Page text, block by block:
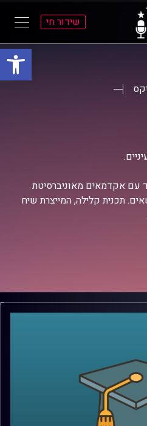
פתח
שידור חי
אקדמאים מאוניברסיטת
תכנית קלילה, המייצרת שיח